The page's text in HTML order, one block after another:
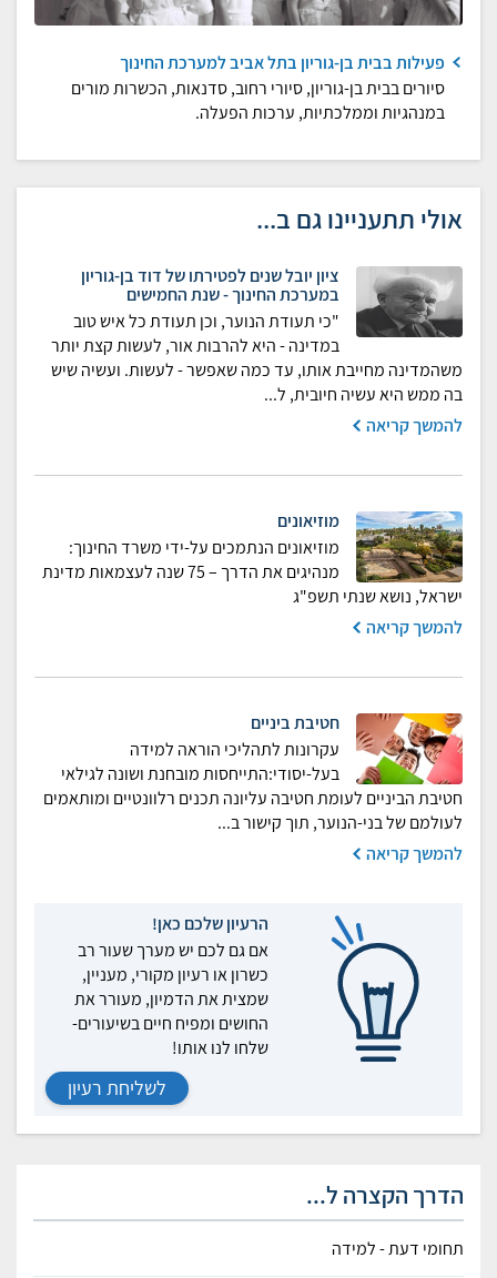
פעילות בבית בן-גוריון בתל אביב למערכת החינוך
סיורים בבית בן-גוריון, סיורי רחוב, סדנאות, הכשרות מורים
במנהגיות וממלכתיות, ערכות הפעלה.
אולי תתעניינו גם ב...
ציון יובל שנים לפטירתו של דוד בן-גוריון
במערכת החינוך - שנת החמישים
"כי תעודת הנוער, וכן תעודת כל איש טוב
במדינה - היא להרבות אור, לעשות קצת יותר
משהמדינה מחייבת אותו, עד כמה שאפשר - לעשות. ועשיה שיש
בה ממש היא עשיה חיובית, ל...
להמשך קריאה
מוזיאונים
מוזיאונים הנתמכים על-ידי משרד החינוך:
מנהיגים את הדרך – 75 שנה לעצמאות מדינת
ישראל, נושא שנתי תשפ"ג
להמשך קריאה
חטיבת ביניים
עקרונות לתהליכי הוראה למידה
בעל-יסודי:התייחסות מובחנת ושונה לגילאי
חטיבת הביניים לעומת חטיבה עליונה תכנים רלוונטיים ומותאמים
לעולמם של בני-הנוער, תוך קישור ב...
להמשך קריאה
הרעיון שלכם כאן!
אם גם לכם יש מערך שעור רב
כשרון או רעיון מקורי, מעניין,
שמצית את הדמיון, מעורר את
החושים ומפיח חיים בשיעורים-
שלחו לנו אותו!
לשליחת רעיון
הדרך הקצרה ל...
תחומי דעת - למידה